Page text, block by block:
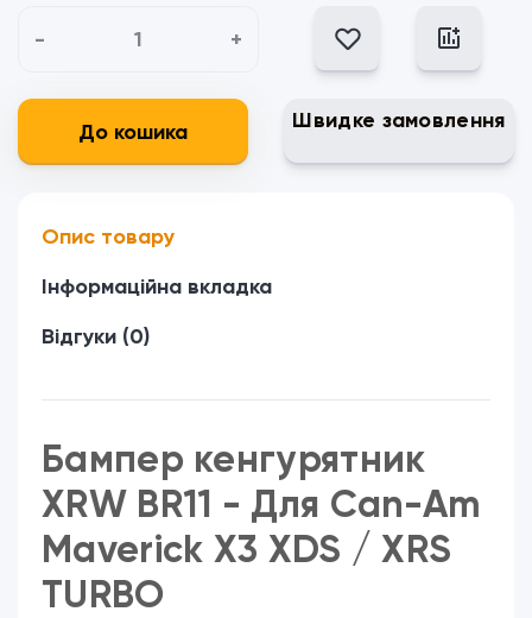
- +
До кошика Швидке замовлення
Опис товару
Інформаційна вкладка
Відгуки (0)
Бампер кенгурятник
XRW BR11 - Для Can-Am
Maverick X3 XDS / XRS
TURBO